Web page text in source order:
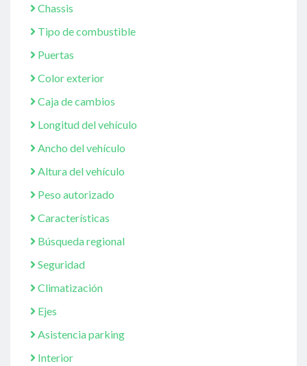
Chassis
Tipo de combustible
Puertas
Color exterior
Caja de cambios
Longitud del vehículo
Ancho del vehículo
Altura del vehículo
Peso autorizado
Características
Búsqueda regional
Seguridad
Climatización
Ejes
Asistencia parking
Interior